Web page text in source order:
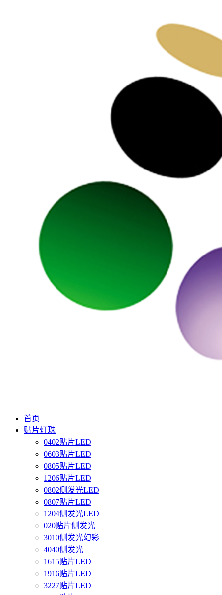
首页
贴片灯珠
0402贴片LED
0603贴片LED
0805贴片LED
1206贴片LED
0802侧发光LED
0807贴片LED
1204侧发光LED
020贴片侧发光
3010侧发光幻彩
4040侧发光
1615贴片LED
1916贴片LED
3227贴片LED